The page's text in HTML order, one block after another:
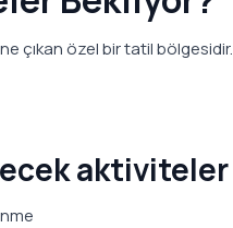
çıkan özel bir tatil bölgesidir.
aktiviteler